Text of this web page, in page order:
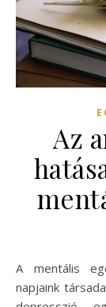
Az
A mentális egészség egyre nagyobb figyelmet kap
napjaink